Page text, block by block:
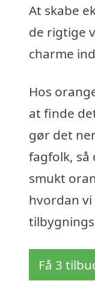
At skabe
de rigtige
charme
Hos
at finde
gør det
fagfolk, så
smukt
hvordan vi
Få 3